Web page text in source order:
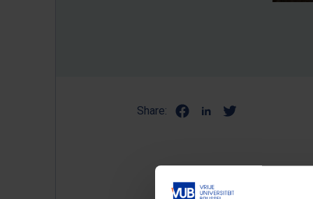
Share:
De spin-off Universum